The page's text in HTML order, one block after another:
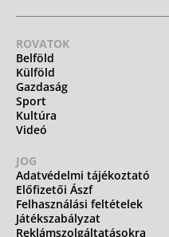
ROVATOK
Belföld
Külföld
Gazdaság
Sport
Kultúra
Videó
JOG
Adatvédelmi tájékoztató
Előfizetői Ászf
Felhasználási feltételek
Játékszabályzat
Reklámszolgáltatásokra